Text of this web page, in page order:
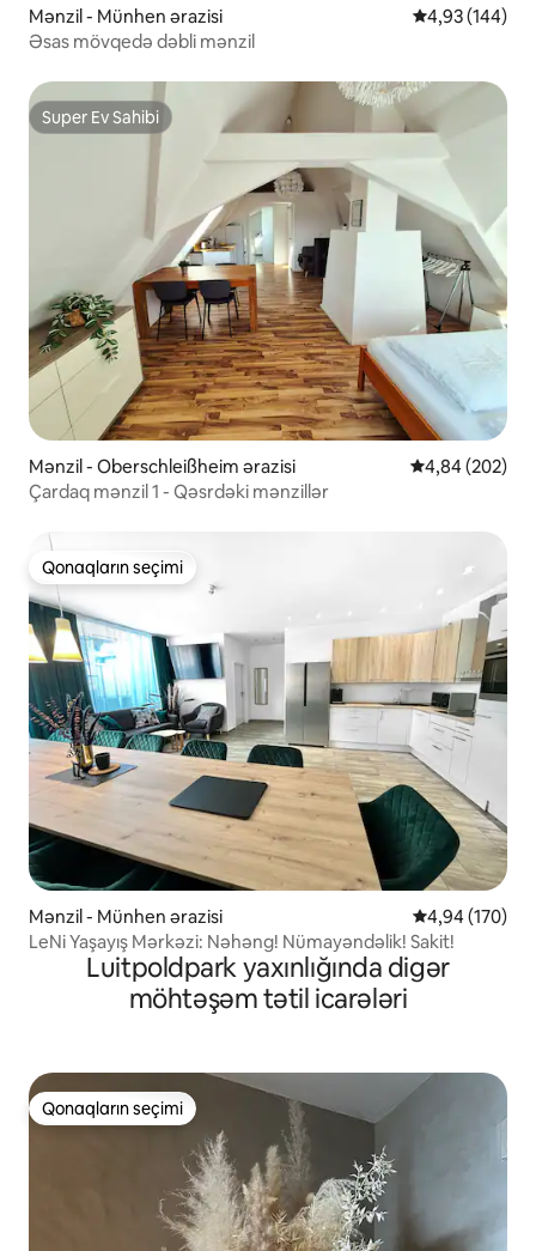
Mənzil - Münhen ərazisi Ortalama
4,93 (144)
Əsas mövqedə dəbli mənzil
Super Ev Sahibi
Super Ev Sahibi
Mənzil - Oberschleißheim ərazisi Ortalama
4,84 (202)
Çardaq mənzil 1 - Qəsrdəki mənzillər
Qonaqların seçimi
Qonaqların seçimi
Mənzil - Münhen ərazisi Ortalama
4,94 (170)
LeNi Yaşayış Mərkəzi: Nəhəng! Nümayəndəlik! Sakit!
Luitpoldpark yaxınlığında digər
möhtəşəm tətil icarələri
Qonaqların seçimi
Qonaqların seçimi